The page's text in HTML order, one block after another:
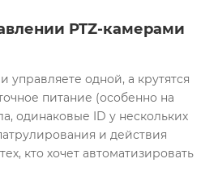
PTZ-камерами
одной, а крутятся
питание (особенно на
одинаковые ID у нескольких
и действия
кто хочет автоматизировать